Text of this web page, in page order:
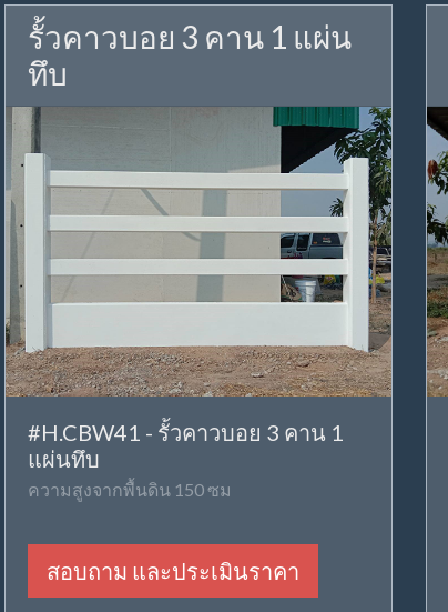
รั้วคาวบอย 3 คาน 1 แผ่น
ทึบ
#H.CBW41 - รั้วคาวบอย 3 คาน 1
แผ่นทึบ
ความสูงจากพื้นดิน 150 ซม
สอบถาม และประเมินราคา